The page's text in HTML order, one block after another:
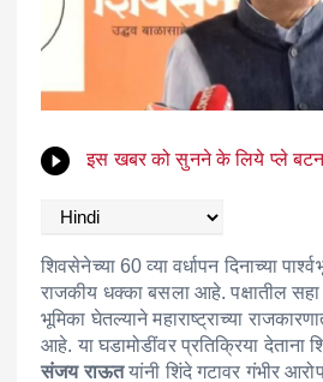
इस खबर को सुनने के लिये प्ले बटन
शिवसेनेच्या 60 व्या वर्धापन दिनाच्या
राजकीय धक्का बसला आहे. पक्षातील सहा
भूमिका घेतल्याने महाराष्ट्राच्या
आहे. या घडामोडींवर प्रतिक्रिया देताना
संजय राऊतयांनी शिंदे गटावर गंभीर